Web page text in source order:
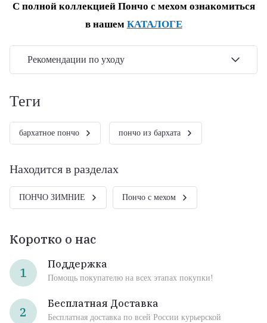
С полной коллекцией Пончо с мехом ознакомиться
в нашем КАТАЛОГЕ
Рекомендации по уходу
теги
бархатное пончо пончо из бархата
Находится в разделах
ПОНЧО ЗИМНИЕ Пончо с мехом
Коротко о нас
1
Поддержка
Помощь покупателю на всех этапах покупки!
2
Бесплатная Доставка
Бесплатная доставка по всей России курьерской